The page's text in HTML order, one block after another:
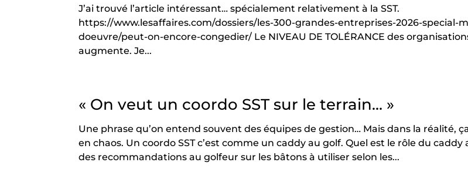
J’ai trouvé l’article intéressant… spécialement relativement à la SST.
https://www.lesaffaires.com/dossiers/les-300-grandes-entreprises-2026-special-
doeuvre/peut-on-encore-congedier/ Le NIVEAU DE TOLÉRANCE des
augmente. Je...
« On veut un coordo SST sur le terrain… »
Une phrase qu’on entend souvent des équipes de gestion… Mais dans la réalité,
en chaos. Un coordo SST c’est comme un caddy au golf. Quel est le rôle du caddy
des recommandations au golfeur sur les bâtons à utiliser selon les...